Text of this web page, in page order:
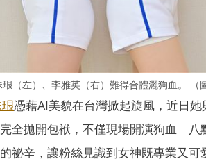
（左）、李雅英（右）難得合體灑狗血。 （
憑藉AI美貌在台灣掀起旋風，近日她
全拋開包袱，不僅現場開演狗血「
祕辛，讓粉絲見識到女神既專業又可